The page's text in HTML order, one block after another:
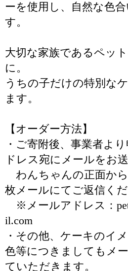
ーを使用し、自然な色
す。
大切な家族であるペッ
に。
うちの子だけの特別な
ます。
【オーダー方法】
・ご寄附後、事業者よ
ドレス宛にメールをお
わんちゃんの正面か
枚メールにてご返信くだ
※メールアドレス：
il.com
・その他、ケーキのイ
色等につきましてもメ
ていただきます。